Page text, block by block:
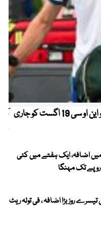
کیریبین پریمیئر لیگ ، قومی کرکٹرز کو این او سی 19 اگست کو جاری
اضافہ، ایک ہفتے میں کئی
روز بڑا اضافہ ، فی تولہ ریٹ